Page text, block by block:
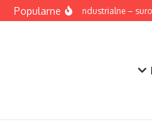
Przejdź do treści
PopularneLampy industrialne –